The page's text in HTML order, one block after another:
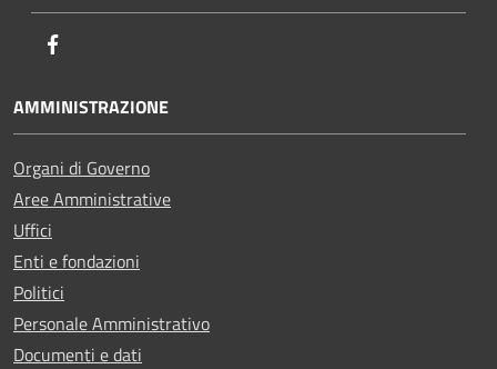
AMMINISTRAZIONE
Organi di Governo
Aree Amministrative
Uffici
Enti e fondazioni
Politici
Personale Amministrativo
Documenti e dati